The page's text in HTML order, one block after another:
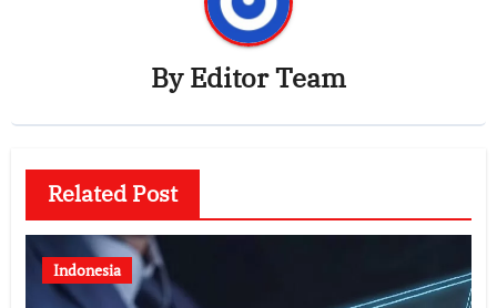
ByEditor Team
Related Post
Indonesia